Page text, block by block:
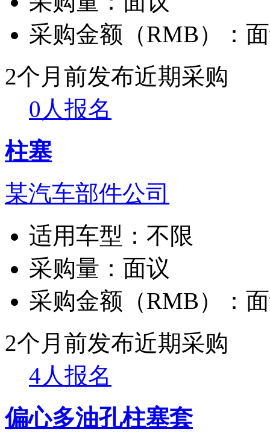
采购金额（RMB）：
2个月前发布近期采购
0人报名
柱塞
某汽车部件公司
适用车型： 不限
采购量： 面议
采购金额（RMB）：
2个月前发布近期采购
4人报名
偏心多油孔柱塞套